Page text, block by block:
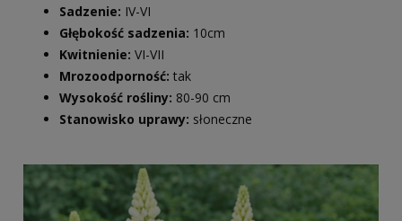
Sadzenie: IV-VI
Głębokość sadzenia: 10cm
Kwitnienie: VI-VII
Mrozoodporność: tak
Wysokość rośliny: 80-90 cm
Stanowisko uprawy: słoneczne